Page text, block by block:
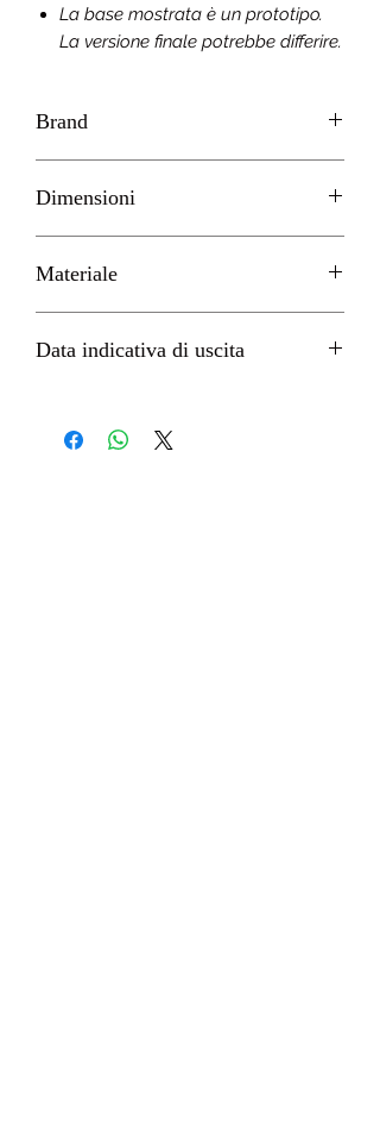
La base mostrata è un prototipo.
La versione finale potrebbe differire.
Brand
Dimensioni
Materiale
Data indicativa di uscita